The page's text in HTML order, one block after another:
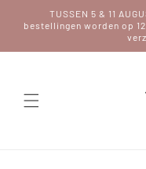
naar de
content
TUSSEN 5 & 11
bestellingen worden op